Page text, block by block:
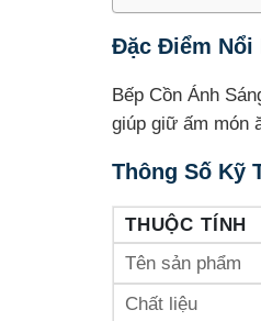
Đặc Điểm Nổi
Bếp Cồn Ánh
giúp giữ ấm món
Thông Số Kỹ
THUỘC TÍNH
Tên sản phẩm
Chất liệu